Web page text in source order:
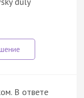
В ответе